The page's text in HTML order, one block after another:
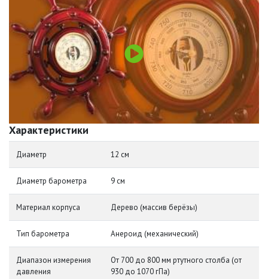
Характеристики
Диаметр 12 см
Диаметр барометра 9 см
Материал корпуса Дерево (массив берёзы)
Тип барометра Анероид (механический)
Диапазон измерения
давления
От 700 до 800 мм ртутного столба (от
930 до 1070 гПа)